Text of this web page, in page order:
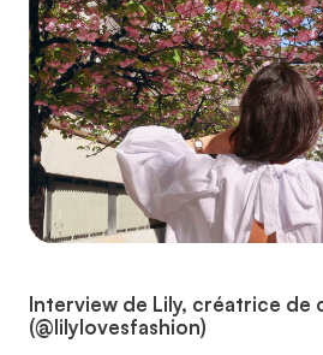
Interview de Lily, créatrice de
(@lilylovesfashion)